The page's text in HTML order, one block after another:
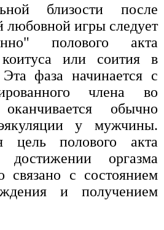
близости после
любовной игры следует
полового акта
коитуса или соития в
фаза начинается с
члена во
обычно
у мужчины.
цель полового акта
достижении оргазма
связано с состоянием
и получением